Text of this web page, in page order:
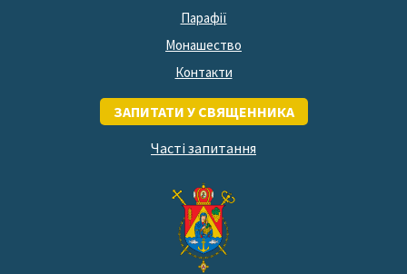
Парафії
Монашество
Контакти
ЗАПИТАТИ У СВЯЩЕННИКА
Часті запитання